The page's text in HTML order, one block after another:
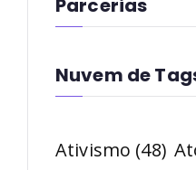
Parcerias
Nuvem de
Ativismo (48)